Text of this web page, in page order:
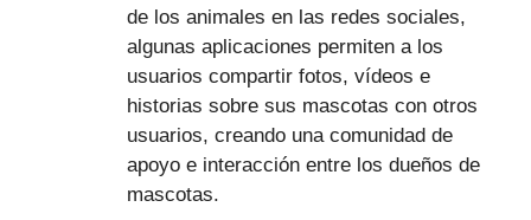
de los animales en las redes sociales,
algunas aplicaciones permiten a los
usuarios compartir fotos, vídeos e
historias sobre sus mascotas con otros
usuarios, creando una comunidad de
apoyo e interacción entre los dueños de
mascotas.